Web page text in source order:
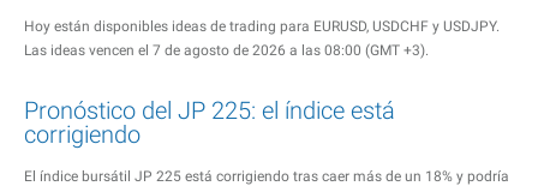
Hoy están disponibles ideas de trading para EURUSD, USDCHF y USDJPY.
Las ideas vencen el 7 de agosto de 2026 a las 08:00 (GMT +3).
Pronóstico del JP 225: el índice está
corrigiendo
El índice bursátil JP 225 está corrigiendo tras caer más de un 18% y podría